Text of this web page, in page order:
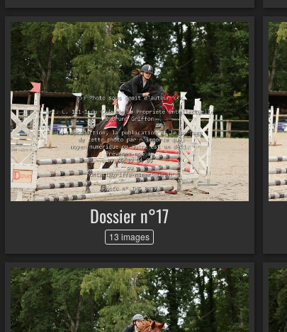
Dossier n°17
13 images